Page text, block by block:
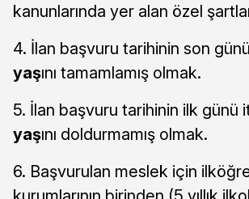
kanunlarında yer alan özel
4. İlan başvuru tarihinin son
yaşını tamamlamış olmak.
5. İlan başvuru tarihinin ilk günü
yaşını doldurmamış olmak.
6. Başvurulan meslek için